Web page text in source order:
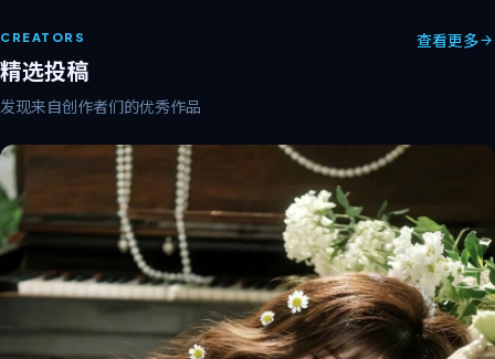
精选投稿
发现来自创作者们的优秀作品